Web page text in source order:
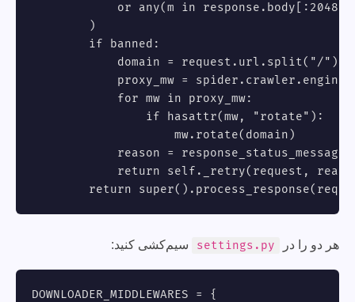
or any(m in
        )
        if banned:
domain = request.url.split("/
proxy_mw =
            for mw in proxy_mw:
                if hasattr(mw, "rotate"):
mw.rotate(domain)
reason =
return self._retry(request,
return
هر دو را در settings.py سیم‌کشی کنید:
DOWNLOADER_MIDDLEWARES = {